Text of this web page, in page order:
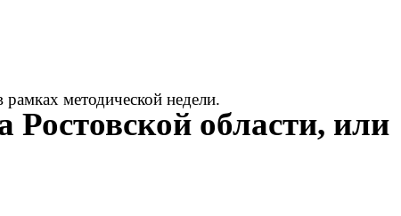
методической недели.
области, или